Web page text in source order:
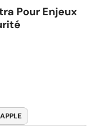
Pour Enjeux